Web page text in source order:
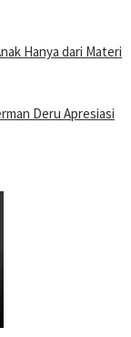
Hanya dari Materi
Deru Apresiasi